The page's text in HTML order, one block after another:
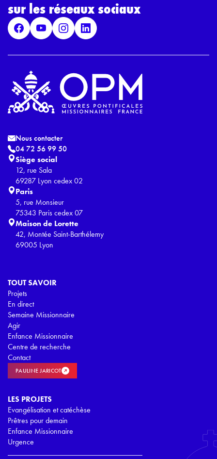
P
D
*
sur les réseaux sociaux
TOUT SAVOIR
Projets
En direct
Semaine Missionnaire
Agir
Enfance Missionnaire
Centre de recherche
Contact
PAULINE JARICOT
LES PROJETS
Evangélisation et catéchèse
Prêtres pour demain
Enfance Missionnaire
Urgence
Nous contacter
04 72 56 99 50
Siège social
12, rue Sala
69287 Lyon cedex 02
Paris
5, rue Monsieur
75343 Paris cedex 07
Maison de Lorette
42, Montée Saint-Barthélemy
69005 Lyon